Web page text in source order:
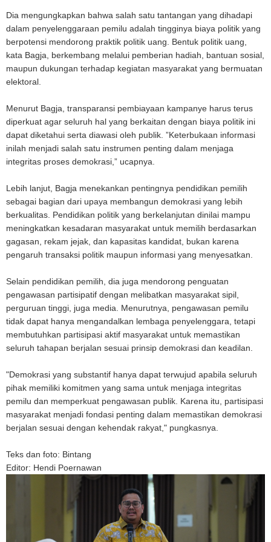
Dia mengungkapkan bahwa salah satu tantangan yang dihadapi
dalam penyelenggaraan pemilu adalah tingginya biaya politik yang
berpotensi mendorong praktik politik uang. Bentuk politik uang,
kata Bagja, berkembang melalui pemberian hadiah, bantuan sosial,
maupun dukungan terhadap kegiatan masyarakat yang bermuatan
elektoral.
Menurut Bagja, transparansi pembiayaan kampanye harus terus
diperkuat agar seluruh hal yang berkaitan dengan biaya politik ini
dapat diketahui serta diawasi oleh publik. ”Keterbukaan informasi
inilah menjadi salah satu instrumen penting dalam menjaga
integritas proses demokrasi,” ucapnya.
Lebih lanjut, Bagja menekankan pentingnya pendidikan pemilih
sebagai bagian dari upaya membangun demokrasi yang lebih
berkualitas. Pendidikan politik yang berkelanjutan dinilai mampu
meningkatkan kesadaran masyarakat untuk memilih berdasarkan
gagasan, rekam jejak, dan kapasitas kandidat, bukan karena
pengaruh transaksi politik maupun informasi yang menyesatkan.
Selain pendidikan pemilih, dia juga mendorong penguatan
pengawasan partisipatif dengan melibatkan masyarakat sipil,
perguruan tinggi, juga media. Menurutnya, pengawasan pemilu
tidak dapat hanya mengandalkan lembaga penyelenggara, tetapi
membutuhkan partisipasi aktif masyarakat untuk memastikan
seluruh tahapan berjalan sesuai prinsip demokrasi dan keadilan.
"Demokrasi yang substantif hanya dapat terwujud apabila seluruh
pihak memiliki komitmen yang sama untuk menjaga integritas
pemilu dan memperkuat pengawasan publik. Karena itu, partisipasi
masyarakat menjadi fondasi penting dalam memastikan demokrasi
berjalan sesuai dengan kehendak rakyat," pungkasnya.
Teks dan foto: Bintang
Editor: Hendi Poernawan